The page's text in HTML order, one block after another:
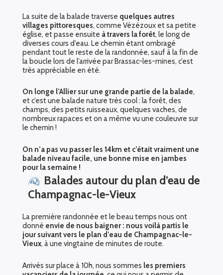
La suite de la balade traverse quelques autres
villages pittoresques, comme Vézézoux et sa petite
église, et passe ensuite à travers la forêt, le long de
diverses cours d’eau. Le chemin étant ombragé
pendant tout le reste de la randonnée, sauf à la fin de
la boucle lors de l’arrivée par Brassac-les-mines, c’est
très appréciable en été.
On longe l’Allier sur une grande partie de la balade,
et c’est une balade nature très cool : la forêt, des
champs, des petits ruisseaux, quelques vaches, de
nombreux rapaces et on a même vu une couleuvre sur
le chemin !
On n’a pas vu passer les 14km et c’était vraiment une
balade niveau facile, une bonne mise en jambes
pour la semaine !
Balades autour du plan d’eau de
Champagnac-le-Vieux
La première randonnée et le beau temps nous ont
donné envie de nous baigner : nous voilà partis le
jour suivant vers le plan d’eau de Champagnac-le-
Vieux, à une vingtaine de minutes de route.
Arrivés sur place à 10h, nous sommes les premiers